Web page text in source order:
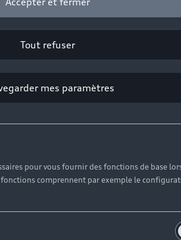
2
« Contacter votre Partenaire ».
à vos
de l'achat de véhicules neufs
Tout refuser
mes paramètres
pour vous fournir des fonctions de base
comprennent par exemple le